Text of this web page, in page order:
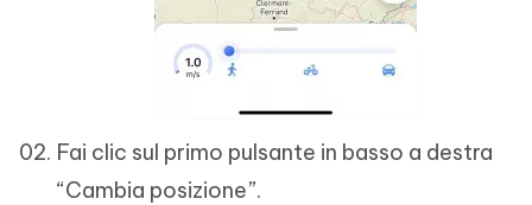
Fai clic sul primo pulsante in basso a destra
“Cambia posizione”.